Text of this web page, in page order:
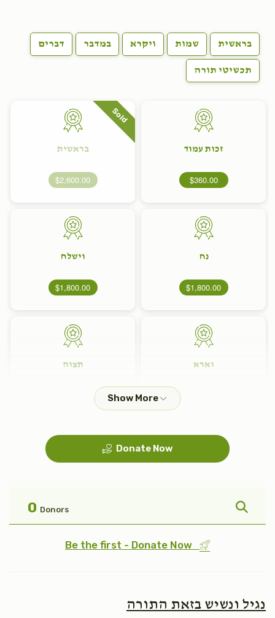
בראשית שמות ויקרא במדבר דברים
תכשיטי תורה
זכות עמוד
$360.00
Sold
בראשית
$2,600.00
נח
$1,800.00
וישלח
$1,800.00
וארא תצוה
$1,800.00
Donate Now
0 Donors
Be the first - Donate Now
נגיל ונשיש בזאת התורה